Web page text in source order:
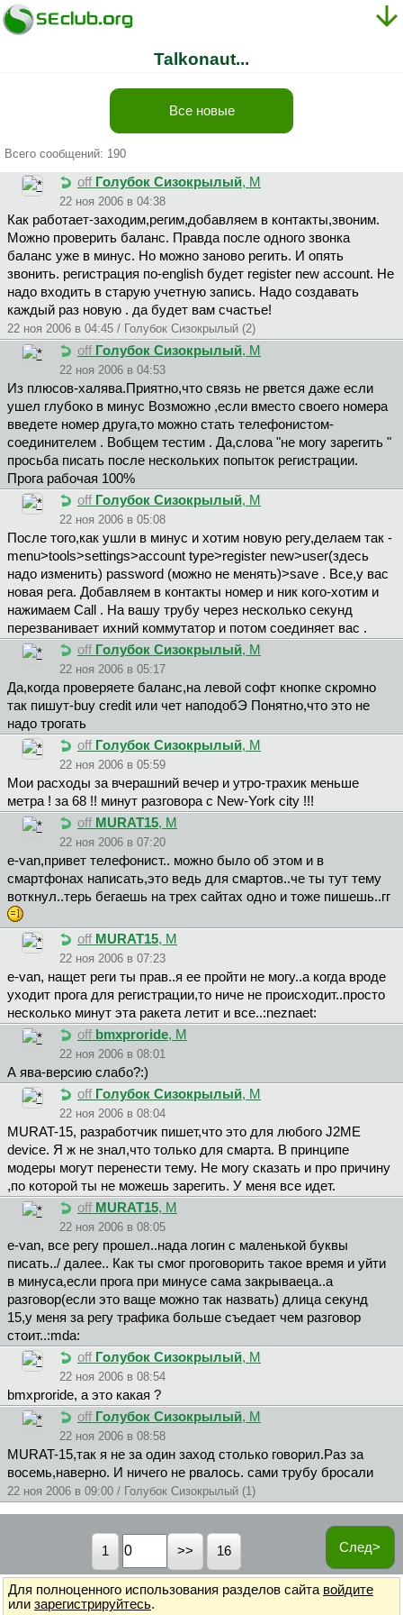
Talkonaut...
Все новые
Всего сообщений: 190
off Голубок Сизокрылый, М
22 ноя 2006 в 04:38
Как работает-заходим,регим,добавляем в контакты,звоним.
Можно проверить баланс. Правда после одного звонка
баланс уже в минус. Но можно заново регить. И опять
звонить. регистрация по-english будет register new account. Не
надо входить в старую учетную запись. Надо создавать
каждый раз новую . да будет вам счастье!
22 ноя 2006 в 04:45 / Голубок Сизокрылый (2)
off Голубок Сизокрылый, М
22 ноя 2006 в 04:53
Из плюсов-халява.Приятно,что связь не рвется даже если
ушел глубоко в минус Возможно ,если вместо своего номера
введете номер друга,то можно стать телефонистом-
соединителем . Вобщем тестим . Да,слова "не могу зарегить "
просьба писать после нескольких попыток регистрации.
Прога рабочая 100%
off Голубок Сизокрылый, М
22 ноя 2006 в 05:08
После того,как ушли в минус и хотим новую регу,делаем так -
menu>tools>settings>account type>register new>user(здесь
надо изменить) password (можно не менять)>save . Все,у вас
новая рега. Добавляем в контакты номер и ник кого-хотим и
нажимаем Call . На вашу трубу через несколько секунд
перезванивает ихний коммутатор и потом соединяет вас .
off Голубок Сизокрылый, М
22 ноя 2006 в 05:17
Да,когда проверяете баланс,на левой софт кнопке скромно
так пишут-buy credit или чет наподобЭ Понятно,что это не
надо трогать
off Голубок Сизокрылый, М
22 ноя 2006 в 05:59
Мои расходы за вчерашний вечер и утро-трахик меньше
метра ! за 68 !! минут разговора с New-York city !!!
off MURAT15, М
22 ноя 2006 в 07:20
e-van,привет телефонист.. можно было об этом и в
смартфонах написать,это ведь для смартов..че ты тут тему
воткнул..терь бегаешь на трех сайтах одно и тоже пишешь..гг
off MURAT15, М
22 ноя 2006 в 07:23
e-van, нащет реги ты прав..я ее пройти не могу..а когда вроде
уходит прога для регистрации,то ниче не происходит..просто
несколько минут эта ракета летит и все..:neznaet:
off bmxproride, М
22 ноя 2006 в 08:01
А ява-версию слабо?:)
off Голубок Сизокрылый, М
22 ноя 2006 в 08:04
MURAT-15, разработчик пишет,что это для любого J2ME
device. Я ж не знал,что только для смарта. В принципе
модеры могут перенести тему. Не могу сказать и про причину
,по которой ты не можешь зарегить. У меня все идет.
off MURAT15, М
22 ноя 2006 в 08:05
e-van, все регу прошел..нада логин с маленькой буквы
писать../ далее.. Как ты смог проговорить такое время и уйти
в минуса,если прога при минусе сама закрываеца..а
разговор(если это ваще можно так назвать) длица секунд
15,у меня за регу трафика больше съедает чем разговор
стоит..:mda:
off Голубок Сизокрылый, М
22 ноя 2006 в 08:54
bmxproride, а это какая ?
off Голубок Сизокрылый, М
22 ноя 2006 в 08:58
MURAT-15,так я не за один заход столько говорил.Раз за
восемь,наверно. И ничего не рвалось. сами трубу бросали
22 ноя 2006 в 09:00 / Голубок Сизокрылый (1)
След>
1 16
Для полноценного использования разделов сайта войдите
или зарегистрируйтесь.